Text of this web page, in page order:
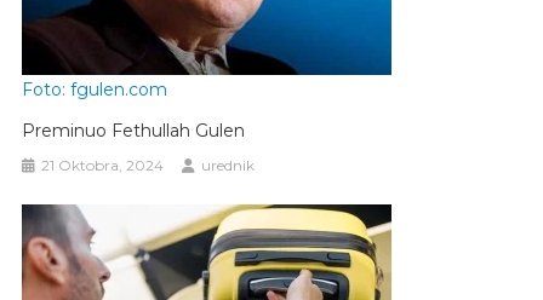
Foto: fgulen.com
Preminuo Fethullah Gulen
21 Oktobra, 2024 urednik